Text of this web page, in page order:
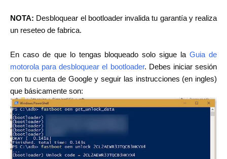
NOTA: Desbloquear el bootloader invalida tu garantía y realiza
un reseteo de fabrica.
En caso de que lo tengas bloqueado solo sigue laGuia de
motorola para desbloquear el bootloader. Debes iniciar sesión
con tu cuenta de Google y seguir las instrucciones (en ingles)
que básicamente son: